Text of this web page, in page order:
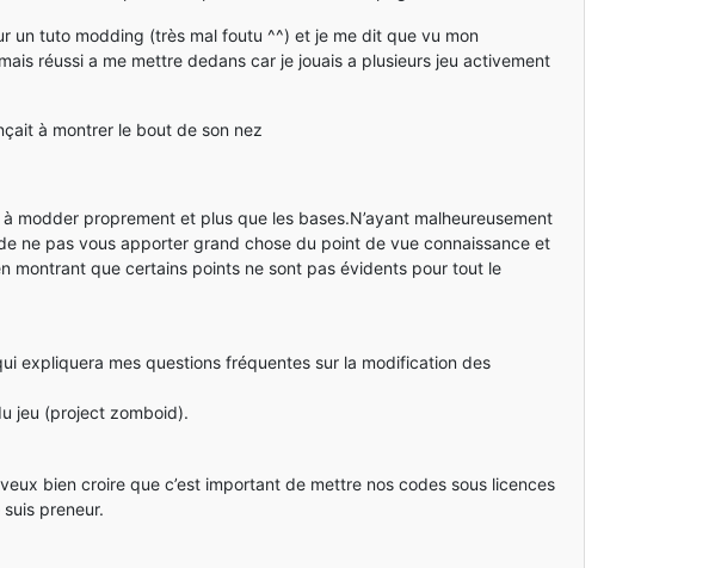
un tuto modding (très mal foutu ^^) et je me dit que vu mon
réussi a me mettre dedans car je jouais a plusieurs jeu activement
à montrer le bout de son nez
proprement et plus que les bases.N’ayant malheureusement
ne pas vous apporter grand chose du point de vue connaissance et
montrant que certains points ne sont pas évidents pour tout le
expliquera mes questions fréquentes sur la modification des
jeu (project zomboid).
bien croire que c’est important de mettre nos codes sous licences
suis preneur.